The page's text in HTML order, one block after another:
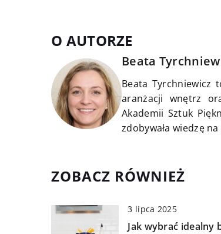
O AUTORZE
Beata
Beata Tyrchniewicz
aranżacji wnętrz
Akademii Sztuk
zdobywała wiedzę
ZOBACZ RÓWNIEŻ
3 lipca 2025
Jak wybrać idealny